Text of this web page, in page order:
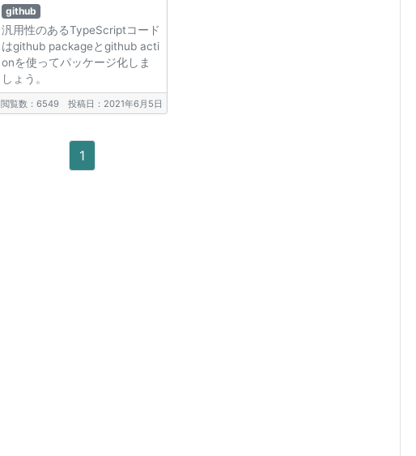
github
汎用性のあるTypeScriptコード
はgithub packageとgithub acti
onを使ってパッケージ化しま
しょう。
閲覧数：6549 投稿日：2021年6月5日
1